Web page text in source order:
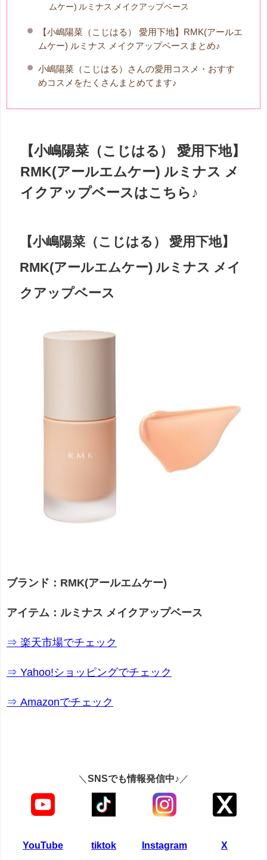
ムケー) ルミナス メイクアップベース
【小嶋陽菜（こじはる） 愛用下地】RMK(アールエ
ムケー) ルミナス メイクアップベースまとめ♪
小嶋陽菜（こじはる）さんの愛用コスメ・おすす
めコスメをたくさんまとめてます♪
【小嶋陽菜（こじはる） 愛用下地】
RMK(アールエムケー) ルミナス メ
イクアップベースはこちら♪
【小嶋陽菜（こじはる） 愛用下地】
RMK(アールエムケー) ルミナス メイ
クアップベース
ブランド：RMK(アールエムケー)
アイテム：ルミナス メイクアップベース
⇒ 楽天市場でチェック
⇒ Yahoo!ショッピングでチェック
⇒ Amazonでチェック
＼ SNSでも情報発信中♪ ／
YouTube tiktok Instagram X